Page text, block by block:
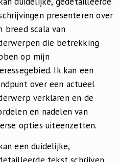
presenteren over
breed scala van
die betrekking
op mijn
Ik kan een
over een actueel
verklaren en de
en nadelen van
opties uiteenzetten.
een duidelijke,